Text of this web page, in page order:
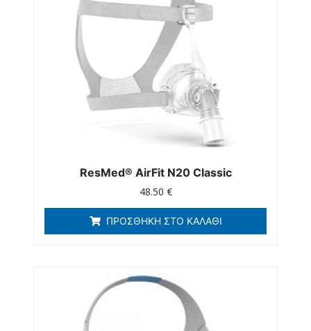
ResMed® AirFit N20 Classic
48.50 €
ΠΡΟΣΘΉΚΗ ΣΤΟ ΚΑΛΆΘΙ